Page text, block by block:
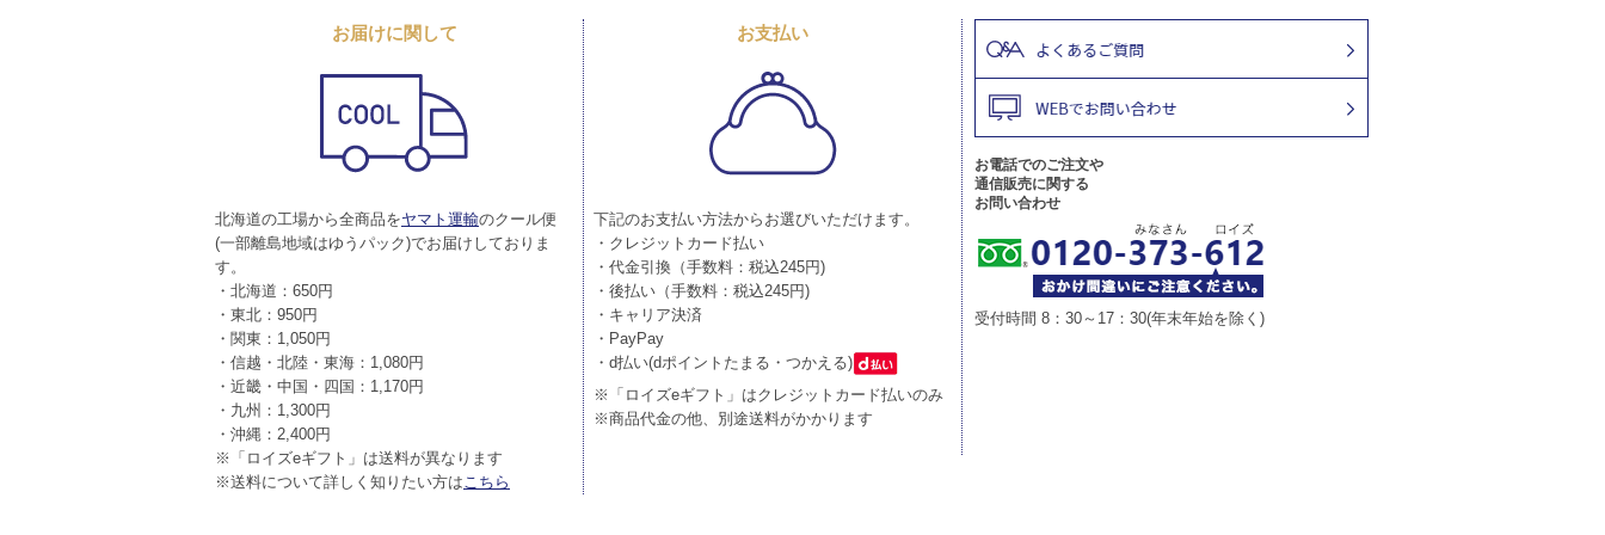
お届けに関して
北海道の工場から全商品をヤマト運輸のクール便
(一部離島地域はゆうパック)でお届けしておりま
す。
・北海道：650円
・東北：950円
・関東：1,050円
・信越・北陸・東海：1,080円
・近畿・中国・四国：1,170円
・九州：1,300円
・沖縄：2,400円
※「ロイズeギフト」は送料が異なります
※送料について詳しく知りたい方はこちら
お支払い
下記のお支払い方法からお選びいただけます。
・クレジットカード払い
・代金引換（手数料：税込245円)
・後払い（手数料：税込245円)
・キャリア決済
・PayPay
・d払い(dポイントたまる・つかえる)
※「ロイズeギフト」はクレジットカード払いのみ
※商品代金の他、別途送料がかかります
お電話でのご注文や
通信販売に関する
お問い合わせ
受付時間 8：30～17：30(年末年始を除く)